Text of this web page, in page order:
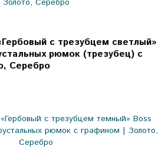
с трезубцем светлый»
рюмок (трезубец) с
Серебро